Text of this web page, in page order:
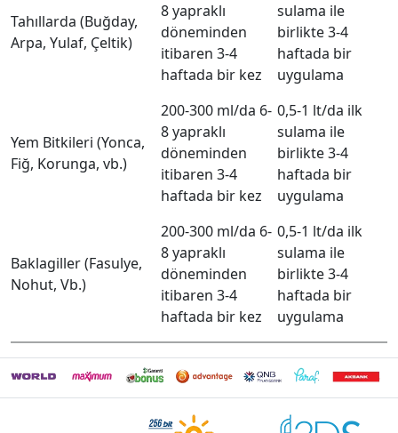
Tahıllarda (Buğday,
Arpa, Yulaf, Çeltik)
8 yapraklı
döneminden
itibaren 3-4
haftada bir kez
sulama ile
birlikte 3-4
haftada bir
uygulama
Yem Bitkileri (Yonca,
Fiğ, Korunga, vb.)
200-300 ml/da 6-
8 yapraklı
döneminden
itibaren 3-4
haftada bir kez
0,5-1 lt/da ilk
sulama ile
birlikte 3-4
haftada bir
uygulama
Baklagiller (Fasulye,
Nohut, Vb.)
200-300 ml/da 6-
8 yapraklı
döneminden
itibaren 3-4
haftada bir kez
0,5-1 lt/da ilk
sulama ile
birlikte 3-4
haftada bir
uygulama